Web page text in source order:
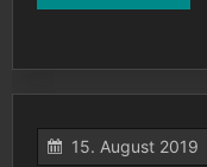
15. August 2019